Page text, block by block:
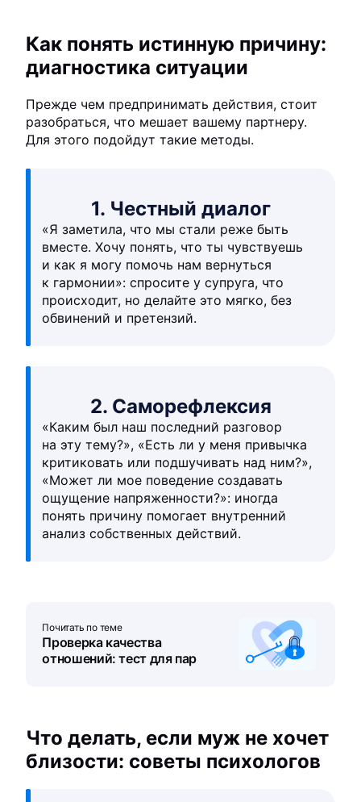
Как понять истинную причину:
диагностика ситуации
Прежде чем предпринимать действия, стоит
разобраться, что мешает вашему партнеру.
Для этого подойдут такие методы.
1. Честный диалог
«Я заметила, что мы стали реже быть
вместе. Хочу понять, что ты чувствуешь
и как я могу помочь нам вернуться
к гармонии»: спросите у супруга, что
происходит, но делайте это мягко, без
обвинений и претензий.
2. Саморефлексия
«Каким был наш последний разговор
на эту тему?», «Есть ли у меня привычка
критиковать или подшучивать над ним?»,
«Может ли мое поведение создавать
ощущение напряженности?»: иногда
понять причину помогает внутренний
анализ собственных действий.
Почитать по теме
Проверка качества
отношений: тест для пар
Что делать, если муж не хочет
близости: советы психологов